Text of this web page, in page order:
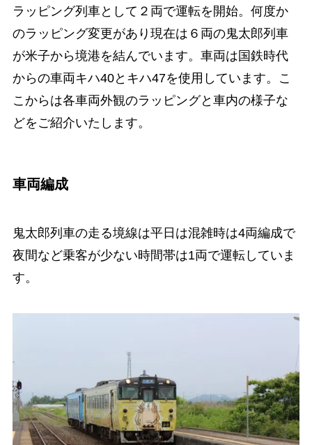
ラッピング列車として２両で運転を開始。何度か
のラッピング変更があり現在は６両の鬼太郎列車
が米子から境港を結んでいます。車両は国鉄時代
からの車両キハ40とキハ47を使用しています。こ
こからは各車両外観のラッピングと車内の様子な
どをご紹介いたします。
車両編成
鬼太郎列車の走る境線は平日は混雑時は4両編成で
夜間など乗客が少ない時間帯は1両で運転していま
す。